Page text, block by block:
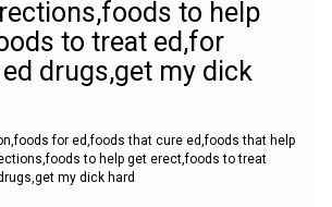
to help
to treat ed,for
drugs,get my dick
for ed,foods that cure ed,foods that help
to help get erect,foods to treat
my dick hard